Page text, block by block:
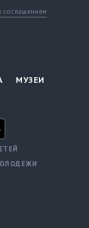
соглашением
МУЗЕИ